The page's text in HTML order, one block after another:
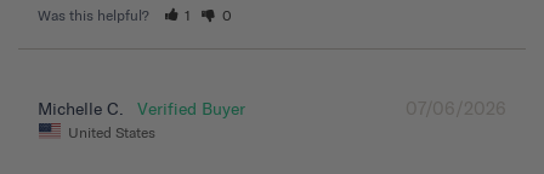
Was this helpful? 1 0
07/06/2026
Michelle C.
United States